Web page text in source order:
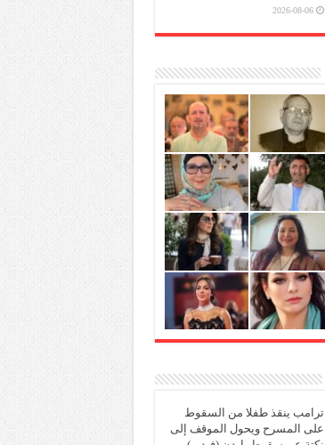
2026-08-06
ترامب ينقذ طفلا من السقوط
على المسرح ويحول الموقف إلى